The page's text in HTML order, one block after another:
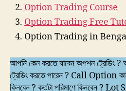
Option Trading Course
Option Trading Free
Option Trading in
আপনি কেন করতে যাবেন অপশন ট্রেডিং
ট্রেডিং করতে পারেন ? Call Option
কিনবেন ? কতটা পরিমাণে কিনবেন ?